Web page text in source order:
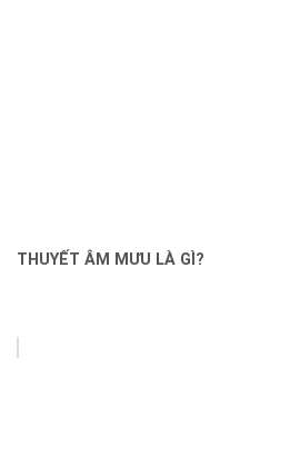
THUYẾT ÂM MƯU LÀ GÌ?